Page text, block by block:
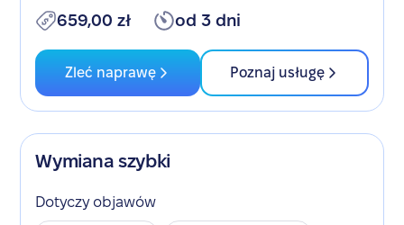
659,00 zł od 3 dni
Zleć naprawę Poznaj usługę
Wymiana szybki
Dotyczy objawów